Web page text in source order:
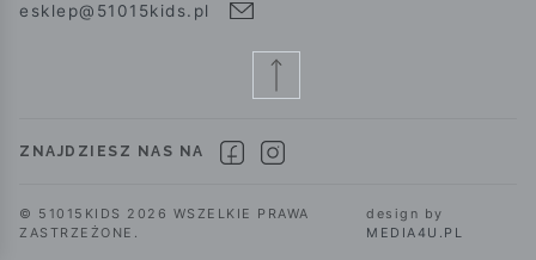
esklep@51015kids.pl
ZNAJDZIESZ NAS NA
© 51015KIDS 2026 WSZELKIE PRAWA
ZASTRZEŻONE.
design by
MEDIA4U.PL